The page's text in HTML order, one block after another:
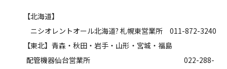
【北海道】
ニシオレントオール北海道? 札幌東営業所 011-872-3240
【東北】青森・秋田・岩手・山形・宮城・福島
配管機器仙台営業所 022-288-